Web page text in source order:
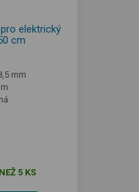
elektrický
cm
mm
5 KS